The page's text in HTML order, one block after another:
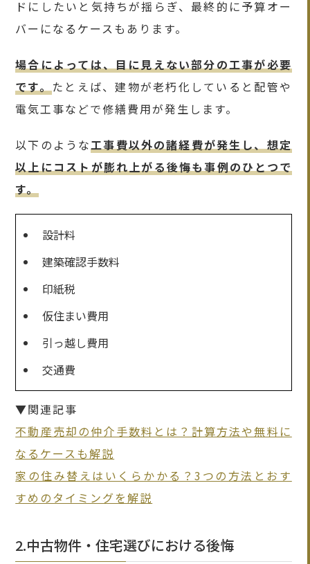
ドにしたいと気持ちが揺らぎ、最終的に予算オー
バーになるケースもあります。
場合によっては、目に見えない部分の工事が必要
です。たとえば、建物が老朽化していると配管や
電気工事などで修繕費用が発生します。
以下のような工事費以外の諸経費が発生し、想定
以上にコストが膨れ上がる後悔も事例のひとつで
す。
設計料
建築確認手数料
印紙税
仮住まい費用
引っ越し費用
交通費
▼関連記事
不動産売却の仲介手数料とは？計算方法や無料に
なるケースも解説
家の住み替えはいくらかかる？3つの方法とおす
すめのタイミングを解説
2.中古物件・住宅選びにおける後悔